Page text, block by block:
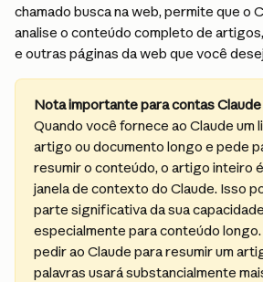
chamado busca na web, permite que o
analise o conteúdo completo de
e outras páginas da web que você
Nota importante para contas
Quando você fornece ao Claude um
artigo ou documento longo e pede
resumir o conteúdo, o artigo inteiro
janela de contexto do Claude. Isso
parte significativa da sua
especialmente para conteúdo
pedir ao Claude para resumir um
palavras usará substancialmente